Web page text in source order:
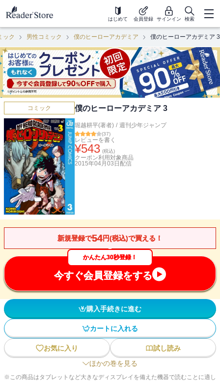
はじめて 会員登録 サインイン 検索
ック 男性コミック 僕のヒーローアカデミア 僕のヒーローアカデミア 3
コミック 僕のヒーローアカデミア 3
堀越耕平(著者) / 週刊少年ジャンプ
(37)
レビューを書く
¥543 (税込)
クーポン利用対象商品
2015年04月03日 配信
新規登録で54円(税込)で買える！
かんたん30秒登録！
今すぐ会員登録をする
購入手続きに進む
カートに入れる
お気に入り
試し読み
ほかの巻を見る
※この商品はタブレットなど大きなディスプレイを備えた機器で読むことに適し